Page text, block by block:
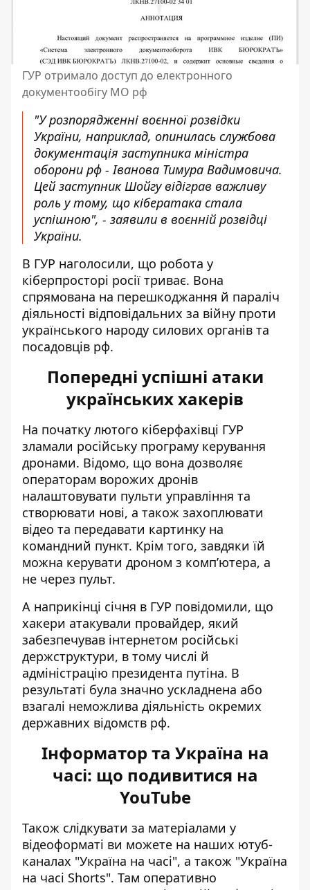
ГУР отримало доступ до електронного
документообігу МО рф
"У розпорядженні воєнної розвідки
України, наприклад, опинилась службова
документація заступника міністра
оборони рф - Іванова Тимура Вадимовича.
Цей заступник Шойгу відіграв важливу
роль у тому, що кібератака стала
успішною", - заявили в воєнній розвідці
України.
В ГУР наголосили, що робота у
кіберпросторі росії триває. Вона
спрямована на перешкоджання й параліч
діяльності відповідальних за війну проти
українського народу силових органів та
посадовців рф.
Попередні успішні атаки
українських хакерів
На початку лютого кіберфахівці ГУР
зламали російську програму керування
дронами. Відомо, що вона дозволяє
операторам ворожих дронів
налаштовувати пульти управління та
створювати нові, а також захоплювати
відео та передавати картинку на
командний пункт. Крім того, завдяки їй
можна керувати дроном з комп’ютера, а
не через пульт.
А наприкінці січня в ГУР повідомили, що
хакери атакували провайдер, який
забезпечував інтернетом російські
держструктури, в тому числі й
адміністрацію президента путіна. В
результаті була значно ускладнена або
взагалі неможлива діяльність окремих
державних відомств рф.
Інформатор та Україна на
часі: що подивитися на
YouTube
Також слідкувати за матеріалами у
відеоформаті ви можете на наших ютуб-
каналах "Україна на часі", а також "Україна
на часі Shorts". Там оперативно